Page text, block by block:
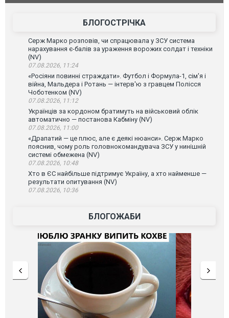
постраждали. ВІДЕО
БЛОГОСТРІЧКА
Серж Марко розповів, чи спрацювала у ЗСУ система
нарахування є-балів за ураження ворожих солдат і техніки
(NV)
07.08.2026, 11:24
«Росіяни повинні страждати». Футбол і Формула-1, сім'я і
війна, Мальдера і Ротань — інтерв'ю з гравцем Полісся
Чоботенком (NV)
07.08.2026, 11:12
Українців за кордоном братимуть на військовий облік
автоматично — постанова Кабміну (NV)
07.08.2026, 11:00
«Драпатий — це плюс, але є деякі нюанси». Серж Марко
пояснив, чому роль головнокомандувача ЗСУ у нинішній
системі обмежена (NV)
07.08.2026, 10:48
Хто в ЄС найбільше підтримує Україну, а хто найменше —
результати опитування (NV)
07.08.2026, 10:36
БЛОГОЖАБИ